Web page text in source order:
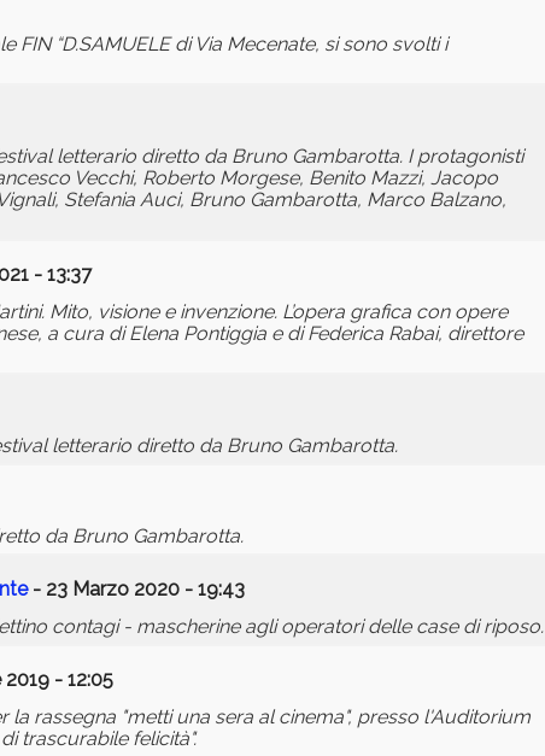
“D.SAMUELE di Via Mecenate, si sono svolti i
letterario diretto da Bruno Gambarotta. I protagonisti
Vecchi, Roberto Morgese, Benito Mazzi, Jacopo
Stefania Auci, Bruno Gambarotta, Marco Balzano,
- 13:37
Mito, visione e invenzione. L’opera grafica con opere
a cura di Elena Pontiggia e di Federica Rabai, direttore
letterario diretto da Bruno Gambarotta.
da Bruno Gambarotta.
- 23 Marzo 2020 - 19:43
contagi - mascherine agli operatori delle case di riposo.
- 12:05
rassegna "metti una sera al cinema", presso l'Auditorium
trascurabile felicità".